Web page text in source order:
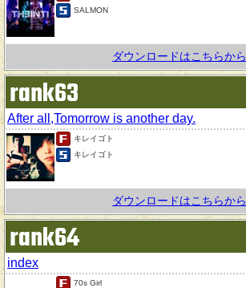
SALMON
ダウンロードはこちらから
rank63
After all,Tomorrow is another day.
キレイゴト
キレイゴト
ダウンロードはこちらから
rank64
index
70s Girl